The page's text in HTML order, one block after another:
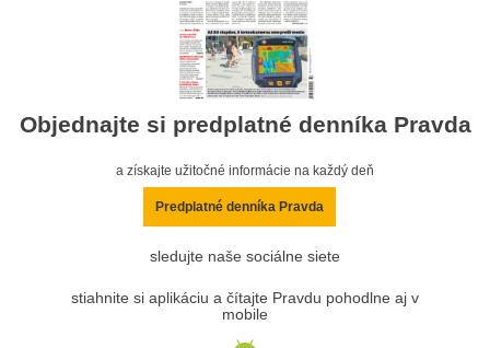
Objednajte si predplatné denníka Pravda
a získajte užitočné informácie na každý deň
Predplatné denníka Pravda
sledujte naše sociálne siete
stiahnite si aplikáciu a čítajte Pravdu pohodlne aj v
mobile